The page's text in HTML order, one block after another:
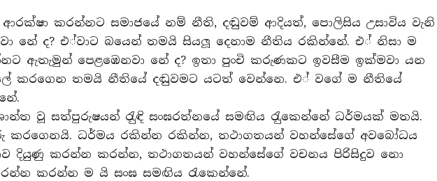
ආරක්ෂා කරන්නට සමාජයේ නම් නීති, දඬුවම් ආදියත්, පොලිසිය උසාවිය වැනි
නේ ද? එ්වාට බයෙන් තමයි සියලූ දෙනාම නීතිය රකින්නේ. එ් නිසා ම
ඇතැමුන් පෙළඹෙනවා නේ ද? ඉතා පුංචි කරුණකට ඉවසීම ඉක්මවා යන
කරගෙන තමයි නීතියේ දඬුවමට යටත් වෙන්නෙ. එ් වගේ ම නීතියේ
වූ සත්පුරුෂයන් රැුඳි සංඝරත්නයේ සමඟිය රැුකෙන්නේ ධර්මයක් මතයි.
ධර්මය රකින්න රකින්න, තථාගතයන් වහන්සේගේ අවබෝධය
දියුණු කරන්න කරන්න, තථාගතයන් වහන්සේගේ වචනය පිරිසිදුව නො
කරන්න ම යි සංඝ සමඟිය රැකෙන්නේ.